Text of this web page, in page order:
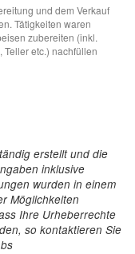
und dem Verkauf
Tätigkeiten waren
zubereiten (inkl.
etc.) nachfüllen
erstellt und die
inklusive
wurden in einem
Möglichkeiten
Ihre Urheberrechte
so kontaktieren Sie